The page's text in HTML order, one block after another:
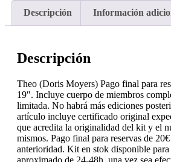
Descripción
Información
Descripción
Theo (Doris Moyers) Pago final para
19″. Incluye cuerpo de miembros
limitada. No habrá más ediciones
artículo incluye certificado original
que acredita la originalidad del kit y el
mismos. Pago final para reservas de
anterioridad. Kit en stok disponible
aproximado de 24-48h. una vez sea